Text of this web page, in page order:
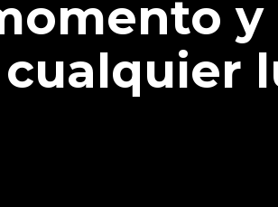
y
cualquier